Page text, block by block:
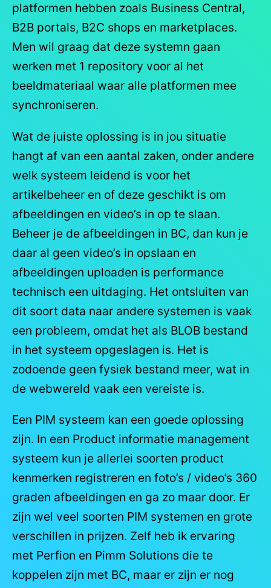
platformen hebben zoals Business Central,
B2B portals, B2C shops en marketplaces.
Men wil graag dat deze systemn gaan
werken met 1 repository voor al het
beeldmateriaal waar alle platformen mee
synchroniseren.
Wat de juiste oplossing is in jou situatie
hangt af van een aantal zaken, onder andere
welk systeem leidend is voor het
artikelbeheer en of deze geschikt is om
afbeeldingen en video’s in op te slaan.
Beheer je de afbeeldingen in BC, dan kun je
daar al geen video’s in opslaan en
afbeeldingen uploaden is performance
technisch een uitdaging. Het ontsluiten van
dit soort data naar andere systemen is vaak
een probleem, omdat het als BLOB bestand
in het systeem opgeslagen is. Het is
zodoende geen fysiek bestand meer, wat in
de webwereld vaak een vereiste is.
Een PIM systeem kan een goede oplossing
zijn. In een Product informatie management
systeem kun je allerlei soorten product
kenmerken registreren en foto’s / video’s 360
graden afbeeldingen en ga zo maar door. Er
zijn wel veel soorten PIM systemen en grote
verschillen in prijzen. Zelf heb ik ervaring
met Perfion en Pimm Solutions die te
koppelen zijn met BC, maar er zijn er nog